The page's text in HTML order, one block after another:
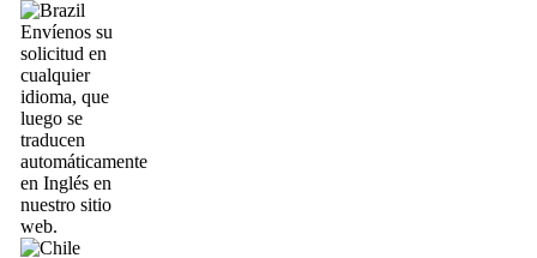
Envíenos su
solicitud en
cualquier
idioma, que
luego se
traducen
automáticamente
en Inglés en
nuestro sitio
web.